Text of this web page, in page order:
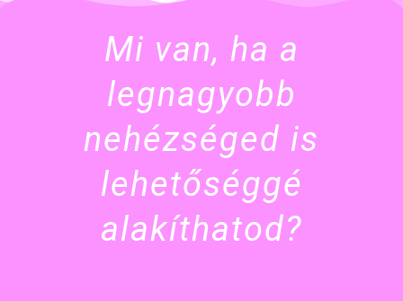
Mi van, ha a
legnagyobb
nehézséged is
lehetőséggé
alakíthatod?